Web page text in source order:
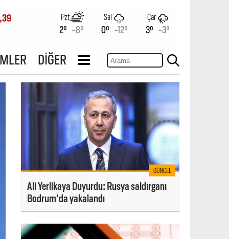
Pzt
2° -8°
Sal
0° -12°
Çar
3° -3°
DİĞER
GÜNCEL
Ali Yerlikaya Duyurdu: Rusya saldırganı
Bodrum'da yakalandı